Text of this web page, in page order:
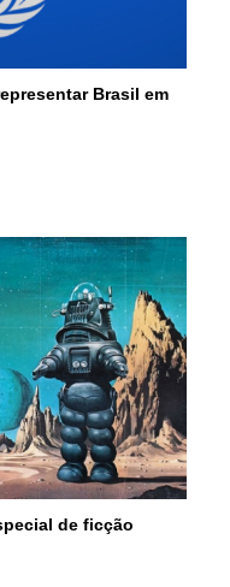
Brasil em
de ficção